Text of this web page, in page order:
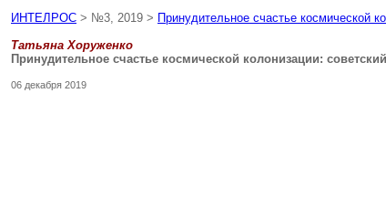
ИНТЕЛРОС > №3, 2019 > Принудительное счастье космической
Татьяна Хоруженко
Принудительное счастье космической колонизации:
06 декабря 2019